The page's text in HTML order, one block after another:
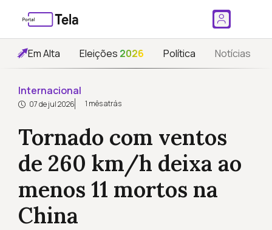
Em Alta Eleições 2026 Política Notícias
Internacional
07 de jul 2026 1 mês atrás
Tornado com ventos
de 260 km/h deixa ao
menos 11 mortos na
China